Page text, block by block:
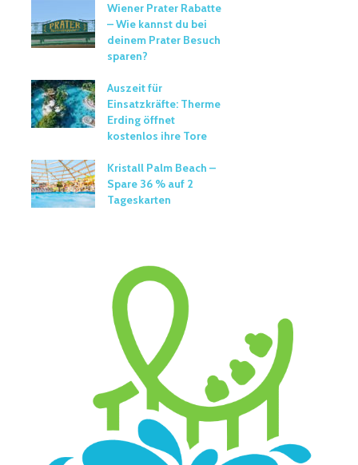
Wiener Prater Rabatte
– Wie kannst du bei
deinem Prater Besuch
sparen?
Auszeit für
Einsatzkräfte: Therme
Erding öffnet
kostenlos ihre Tore
Kristall Palm Beach –
Spare 36 % auf 2
Tageskarten